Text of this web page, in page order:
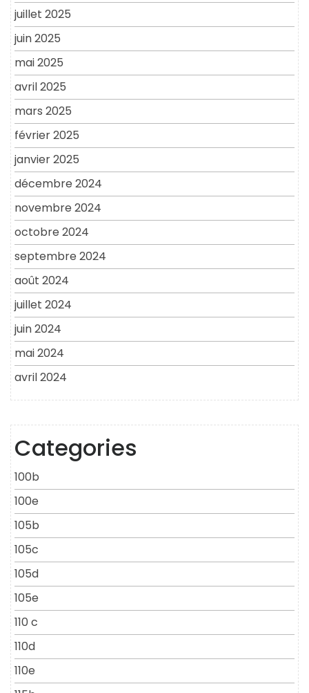
juillet 2025
juin 2025
mai 2025
avril 2025
mars 2025
février 2025
janvier 2025
décembre 2024
novembre 2024
octobre 2024
septembre 2024
août 2024
juillet 2024
juin 2024
mai 2024
avril 2024
Categories
100b
100e
105b
105c
105d
105e
110 c
110d
110e